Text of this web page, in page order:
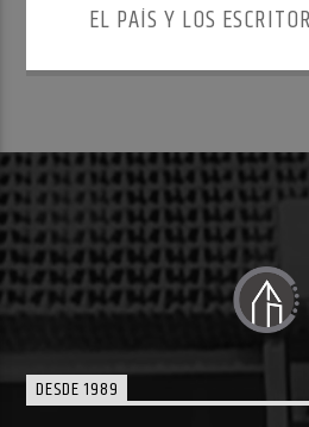
EL PAÍS Y LOS
DESDE 1989